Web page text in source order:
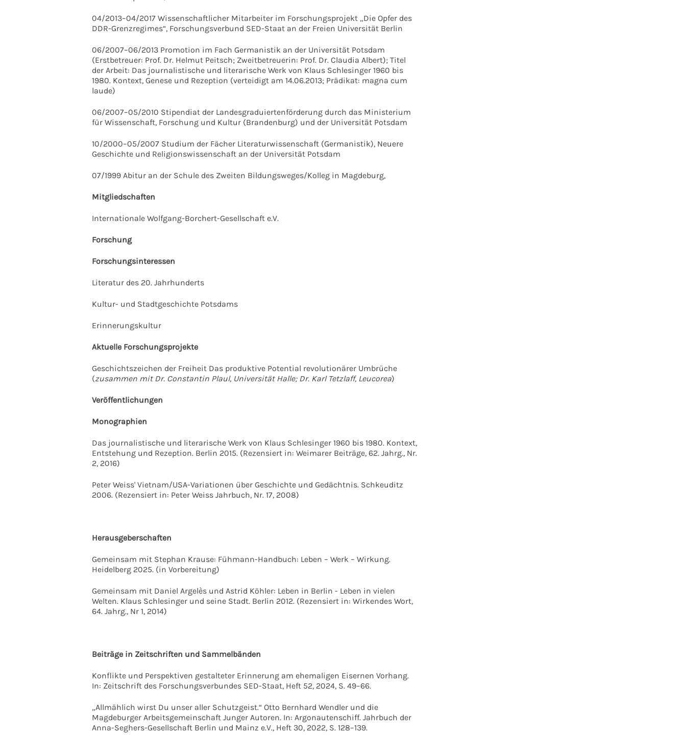
04/2013–04/2017 Wissenschaftlicher Mitarbeiter im Forschungsprojekt „Die Opfer des
DDR-Grenzregimes“, Forschungsverbund SED-Staat an der Freien Universität Berlin
06/2007–06/2013 Promotion im Fach Germanistik an der Universität Potsdam
(Erstbetreuer: Prof. Dr. Helmut Peitsch; Zweitbetreuerin: Prof. Dr. Claudia Albert); Titel
der Arbeit: Das journalistische und literarische Werk von Klaus Schlesinger 1960 bis
1980. Kontext, Genese und Rezeption (verteidigt am 14.06.2013; Prädikat: magna cum
laude)
06/2007–05/2010 Stipendiat der Landesgraduiertenförderung durch das Ministerium
für Wissenschaft, Forschung und Kultur (Brandenburg) und der Universität Potsdam
10/2000–05/2007 Studium der Fächer Literaturwissenschaft (Germanistik), Neuere
Geschichte und Religionswissenschaft an der Universität Potsdam
07/1999 Abitur an der Schule des Zweiten Bildungsweges/Kolleg in Magdeburg,
Mitgliedschaften
Internationale Wolfgang-Borchert-Gesellschaft e.V.
Forschung
Forschungsinteressen
Literatur des 20. Jahrhunderts
Kultur- und Stadtgeschichte Potsdams
Erinnerungskultur
Aktuelle Forschungsprojekte
Geschichtszeichen der Freiheit Das produktive Potential revolutionärer Umbrüche
(zusammen mit Dr. Constantin Plaul, Universität Halle; Dr. Karl Tetzlaff, Leucorea)
Veröffentlichungen
Monographien
Das journalistische und literarische Werk von Klaus Schlesinger 1960 bis 1980. Kontext,
Entstehung und Rezeption. Berlin 2015. (Rezensiert in: Weimarer Beiträge, 62. Jahrg., Nr.
2, 2016)
Peter Weiss' Vietnam/USA-Variationen über Geschichte und Gedächtnis. Schkeuditz
2006. (Rezensiert in: Peter Weiss Jahrbuch, Nr. 17, 2008)
Herausgeberschaften
Gemeinsam mit Stephan Krause: Fühmann-Handbuch: Leben – Werk – Wirkung.
Heidelberg 2025. (in Vorbereitung)
Gemeinsam mit Daniel Argelès und Astrid Köhler: Leben in Berlin - Leben in vielen
Welten. Klaus Schlesinger und seine Stadt. Berlin 2012. (Rezensiert in: Wirkendes Wort,
64. Jahrg., Nr 1, 2014)
Beiträge in Zeitschriften und Sammelbänden
Konflikte und Perspektiven gestalteter Erinnerung am ehemaligen Eisernen Vorhang.
In: Zeitschrift des Forschungsverbundes SED-Staat, Heft 52, 2024, S. 49–66.
„Allmählich wirst Du unser aller Schutzgeist.“ Otto Bernhard Wendler und die
Magdeburger Arbeitsgemeinschaft Junger Autoren. In: Argonautenschiff. Jahrbuch der
Anna-Seghers-Gesellschaft Berlin und Mainz e.V., Heft 30, 2022, S. 128–139.